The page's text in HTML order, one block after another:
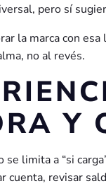
pero sí
la marca con
no al revés.
Y
se limita a “si
cuenta, revisar